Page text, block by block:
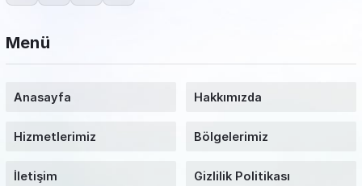
Menü
Anasayfa Hakkımızda
Hizmetlerimiz Bölgelerimiz
İletişim Gizlilik Politikası